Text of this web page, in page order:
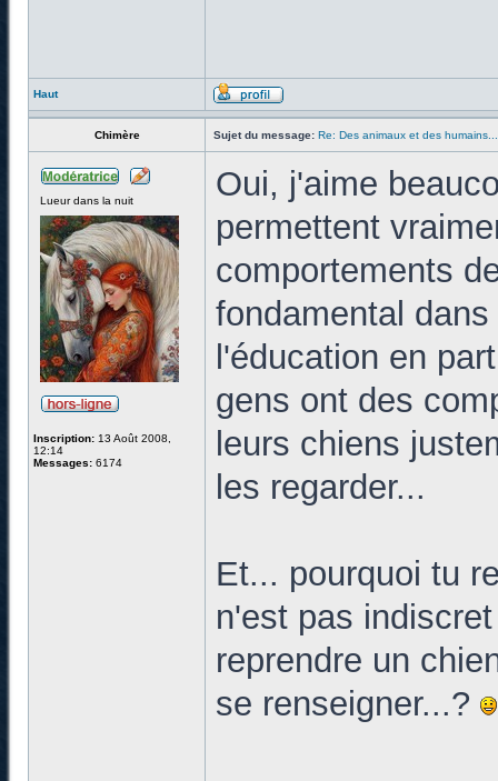
Haut
Chimère Sujet du message: Re: Des animaux et des humains...
Lueur dans la nuit
Inscription: 13 Août 2008,
12:14
Messages: 6174
Oui, j'aime
permettent
comportements
fondamental
l'éducation en
gens ont des
leurs chiens
les regarder...
Et... pourquoi tu
n'est pas
reprendre un
se renseigner...?